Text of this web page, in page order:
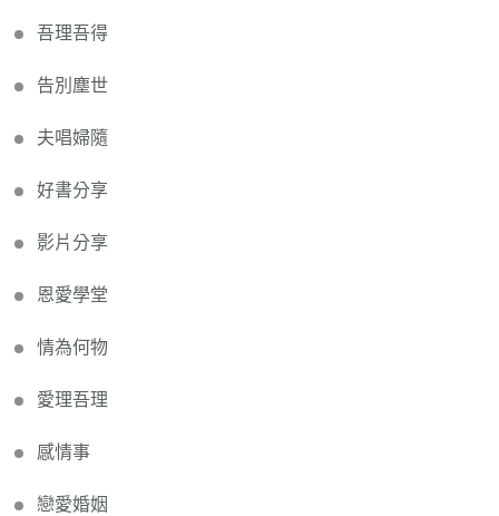
吾理吾得
告別塵世
夫唱婦隨
好書分享
影片分享
恩愛學堂
情為何物
愛理吾理
感情事
戀愛婚姻